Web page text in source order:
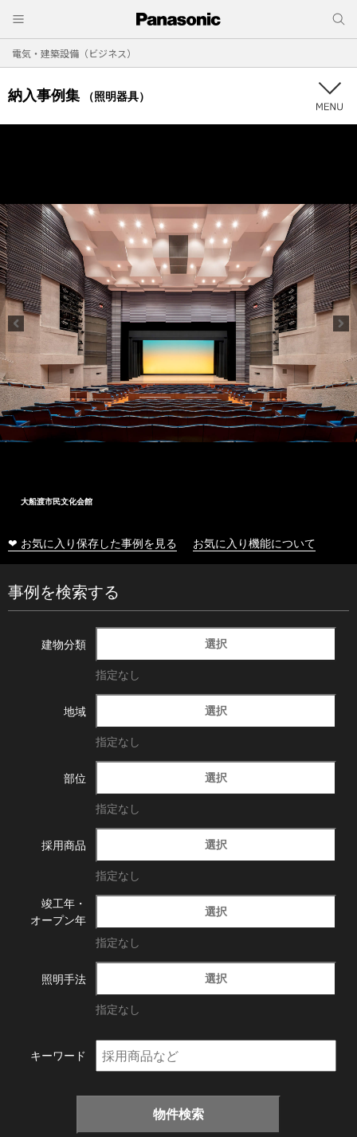
電気・建築設備（ビジネス）
納入事例集 （照明器具）
大船渡市民文化会館
❤ お気に入り保存した事例を見る お気に入り機能について
事例を検索する
建物分類 選択
指定なし
地域 選択
指定なし
部位 選択
指定なし
採用商品 選択
指定なし
竣工年・
オープン年
選択
指定なし
照明手法 選択
指定なし
キーワード
物件検索